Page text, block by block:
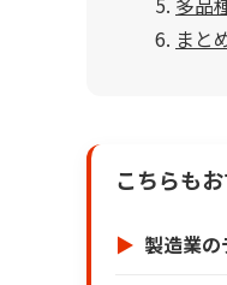
まと
こちらも
製造業